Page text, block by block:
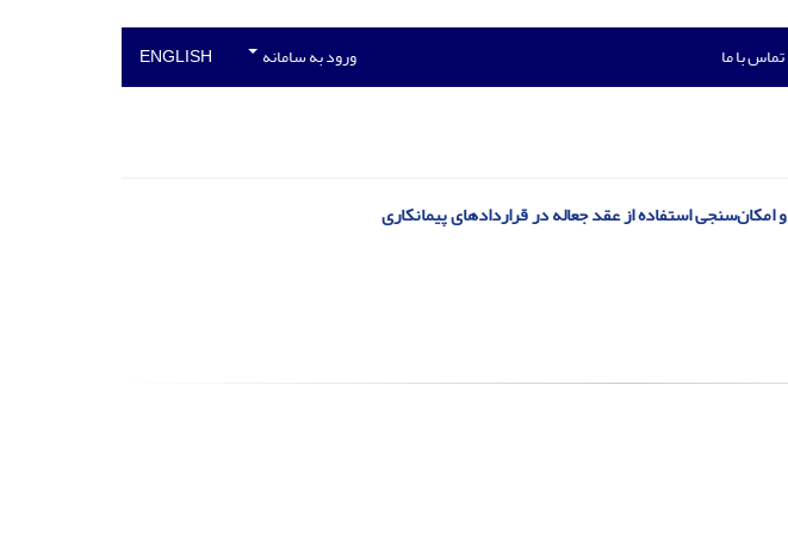
تماس با ما ورود به سامانه ENGLISH
امکان‌سنجی استفاده از عقد جعاله در قراردادهای پیمانکاری